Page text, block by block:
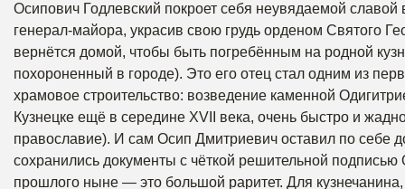
Осипович Годлевский покроет себя неувядаемой
генерал-майора, украсив свою грудь орденом Святого
вернётся домой, чтобы быть погребённым на родной
похороненный в городе). Это его отец стал одним из
храмовое строительство: возведение каменной
Кузнецке ещё в середине XVII века, очень быстро и
православие). И сам Осип Дмитриевич оставил по себе
сохранились документы с чёткой решительной подписью
прошлого ныне — это большой раритет. Для